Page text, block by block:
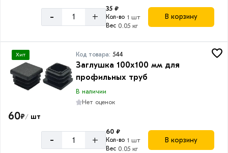
- +
35 ₽
Кол-во 1 шт
Вес 0.05 кг
В корзину
Хит Код товара: 544
Заглушка 100х100 мм для
профильных труб
В наличии
Нет оценок
60₽/ шт
- +
60 ₽
Кол-во 1 шт
Вес 0.05 кг
В корзину